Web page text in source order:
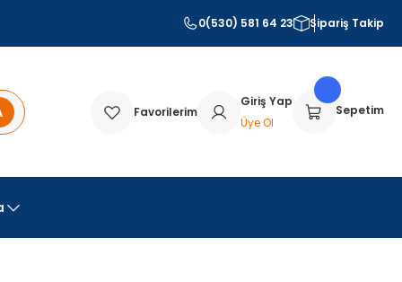
0(530) 581 64 23 Sipariş Takip
Favorilerim
Giriş Yap
Üye Ol
Sepetim